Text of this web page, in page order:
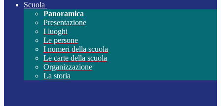
Scuola
Panoramica
Presentazione
I luoghi
Le persone
I numeri della scuola
Le carte della scuola
Organizzazione
La storia